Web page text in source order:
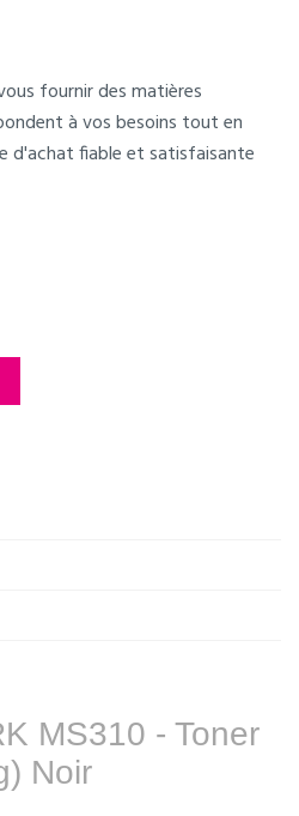
fournir des matières
à vos besoins tout en
d'achat fiable et satisfaisante
MS310 - Toner
Noir